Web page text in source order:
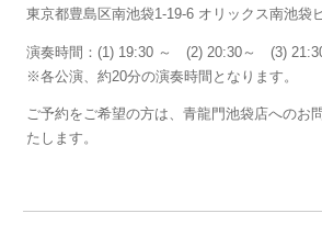
東京都豊島区南池袋1-19-6 オリックス南池袋
演奏時間：(1) 19:30 ～ (2) 20:30～ (3)
※各公演、約20分の演奏時間となります。
ご予約をご希望の方は、青龍門池袋店へのお
たします。